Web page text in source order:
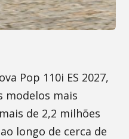
Pop 110i ES 2027,
modelos mais
de 2,2 milhões
longo de cerca de